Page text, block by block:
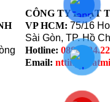
CÔNG TY LUẬT
VP HCM: 75/16
Sài Gòn, TP. Hồ
Hotline:
Email: